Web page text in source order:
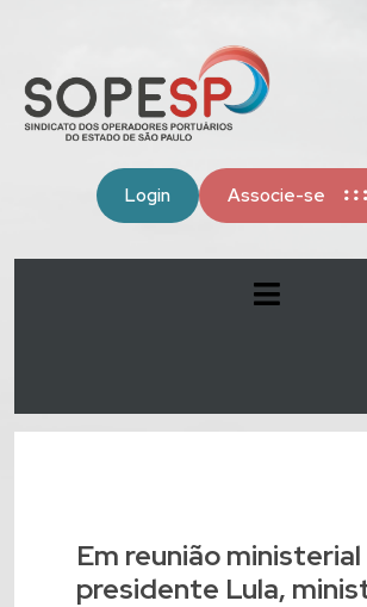
Login Associe-se
Em reunião
presidente Lula,